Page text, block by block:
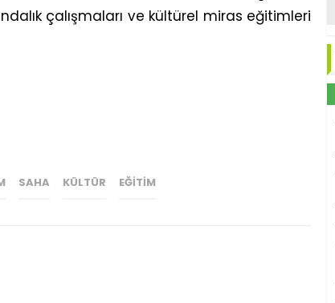
çalışmaları ve kültürel miras eğitimleri
SAHA KÜLTÜR EĞITIM